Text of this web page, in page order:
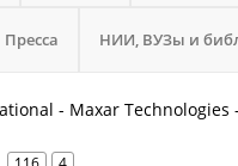
Пресса НИИ, ВУЗы и
- Maxar Technologies